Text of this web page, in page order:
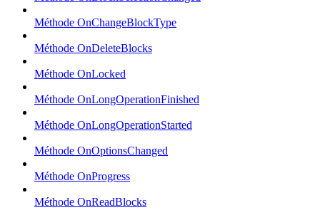
Méthode OnChangeBlockType
Méthode OnDeleteBlocks
Méthode OnLocked
Méthode OnLongOperationFinished
Méthode OnLongOperationStarted
Méthode OnOptionsChanged
Méthode OnProgress
Méthode OnReadBlocks